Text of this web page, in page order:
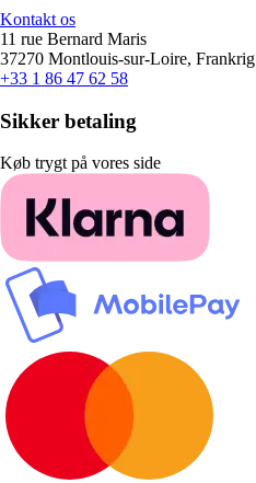
Kontakt os
11 rue Bernard Maris
37270 Montlouis-sur-Loire, Frankrig
+33 1 86 47 62 58
Sikker betaling
Køb trygt på vores side